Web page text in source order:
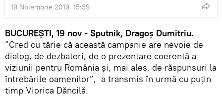
19 Noiembrie 2019, 15:39
BUCUREȘTI, 19 nov - Sputnik, Dragoș Dumitriu.
”Cred cu tărie că această campanie are nevoie de
dialog, de dezbateri, de o prezentare coerentă a
viziunii pentru România și, mai ales, de răspunsuri la
întrebările oamenilor”, a transmis în urmă cu puțin
timp Viorica Dăncilă.